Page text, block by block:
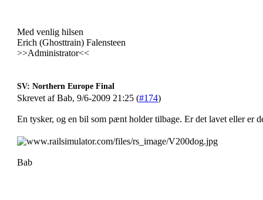
Med venlig hilsen
Erich (Ghosttrain) Falensteen
>>Administrator<<
SV: Northern Europe Final
Skrevet af Bab, 9/6-2009 21:25 (#174)
En tysker, og en bil som pænt holder tilbage. Er det lavet eller er
Bab